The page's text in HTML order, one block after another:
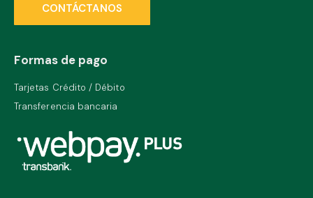
CONTÁCTANOS
Formas de pago
Tarjetas Crédito / Débito
Transferencia bancaria